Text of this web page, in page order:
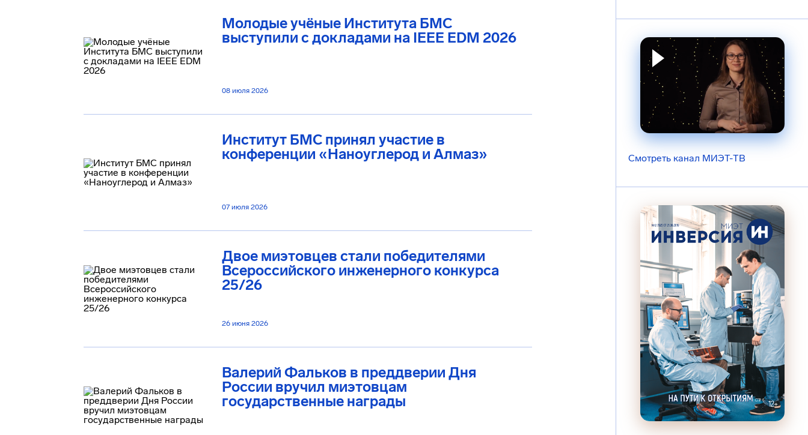
Молодые учёные Института БМС
выступили с докладами на IEEE EDM 2026
08 июля 2026
Институт БМС принял участие в
конференции «Наноуглерод и Алмаз»
07 июля 2026
Двое миэтовцев стали победителями
Всероссийского инженерного конкурса
25/26
26 июня 2026
Валерий Фальков в преддверии Дня
России вручил миэтовцам
государственные награды
Смотреть канал МИЭТ-ТВ